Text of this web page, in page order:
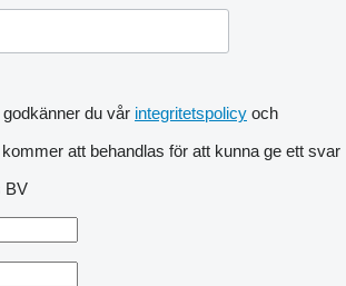
du vår integritetspolicy och
att behandlas för att kunna ge ett svar
BV